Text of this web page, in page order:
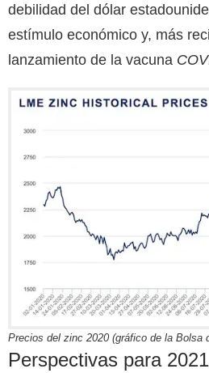
debilidad del dólar
estímulo económico y, más
lanzamiento de la vacuna
Precios del zinc 2020 (gráfico de la Bolsa
Perspectivas para 2021